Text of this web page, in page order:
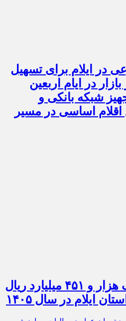
فرعی در ایلام برای تسهیل
در ایام اربعین
تجهیز شبکه بانکی و
اقلام اساسی در مسیر
اختصاص بیش از یک هزار و ۴۵۱ میلیارد ریال
ایلام در سال ۱۴۰۵